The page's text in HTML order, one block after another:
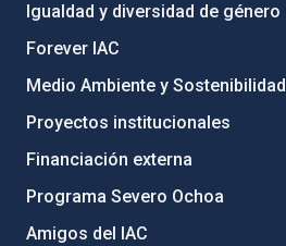
Igualdad y diversidad de género
Forever IAC
Medio Ambiente y Sostenibilidad
Proyectos institucionales
Financiación externa
Programa Severo Ochoa
Amigos del IAC